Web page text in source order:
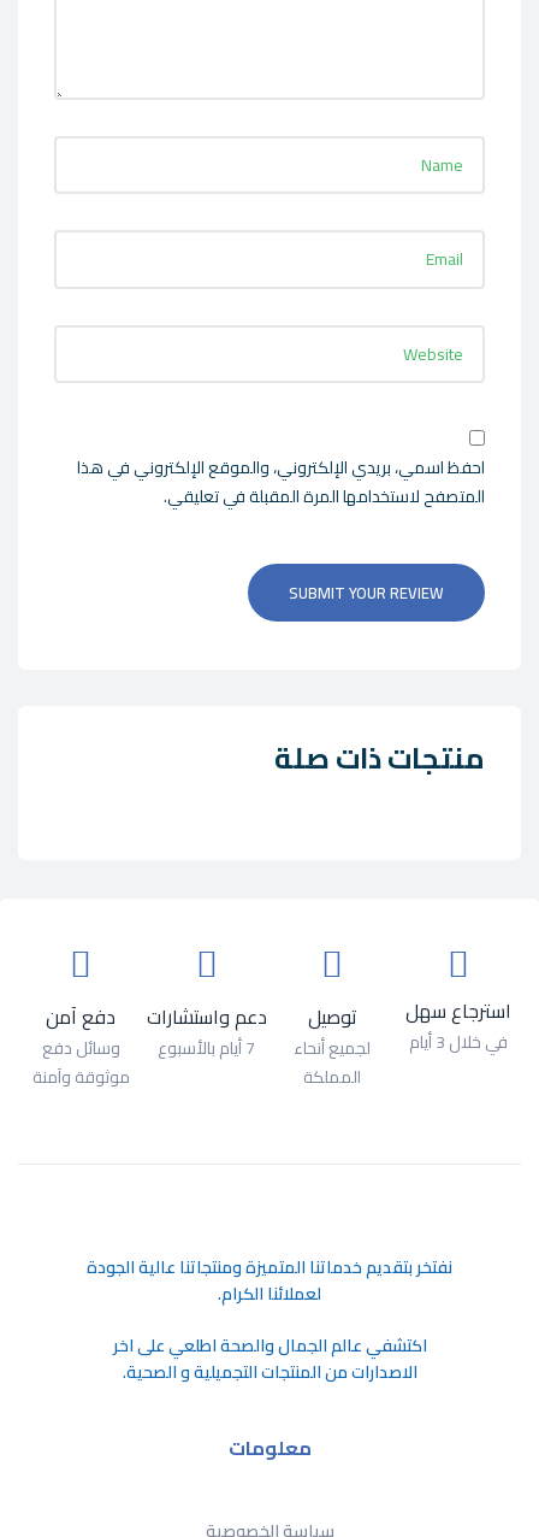
احفظ اسمي، بريدي الإلكتروني، والموقع الإلكتروني في هذا
المتصفح لاستخدامها المرة المقبلة في تعليقي.
SUBMIT YOUR REVIEW
منتجات ذات صلة
استرجاع سهل
في خلال 3 أيام
توصيل
لجميع أنحاء
المملكة
دعم واستشارات
7 أيام بالأسبوع
دفع آمن
وسائل دفع
موثوقة وآمنة
ﻧﻔﺘﺨﺮ ﺑﺘﻘﺪﻳﻢ ﺧﺪﻣﺎﺗﻨﺎ اﻟﻤﺘﻤﻴﺰة وﻣﻨﺘﺠﺎﺗﻨﺎ ﻋﺎﻟﻴﺔ اﻟﺠﻮدة
ﻟﻌﻤﻼﺋﻨﺎ اﻟﻜﺮام.
اكتشفي عالم الجمال والصحة اطلعي على اخر
الاصدارات من المنتجات التجميلية و الصحية.
معلومات